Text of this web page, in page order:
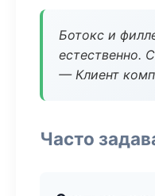
Ботокс и
естественно.
— Клиент
Часто